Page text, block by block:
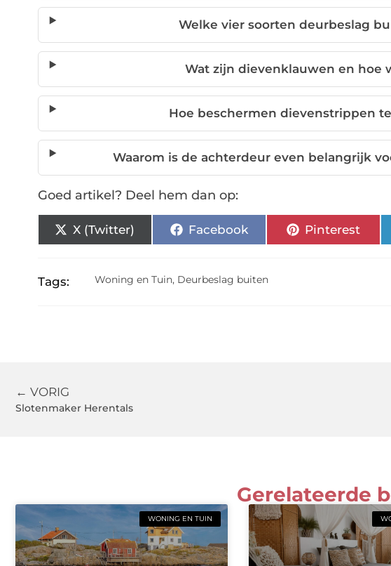
Welke vier soorten deurbeslag
Wat zijn dievenklauwen en hoe
Hoe beschermen dievenstrippen
Waarom is de achterdeur even belangrijk
Goed artikel? Deel hem dan op:
X (Twitter) Facebook Pinterest
Tags: Woning en Tuin, Deurbeslag buiten
← VORIG
Slotenmaker Herentals
Gerelateerde
WONING EN TUIN